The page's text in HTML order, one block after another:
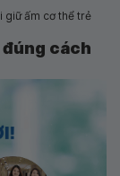
giữ ấm cơ thể trẻ
cách